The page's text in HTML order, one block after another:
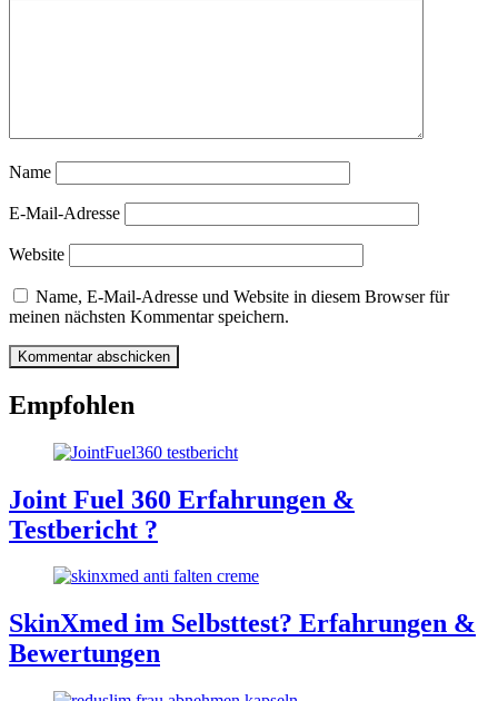
Name
E-Mail-Adresse
Website
Name, E-Mail-Adresse und Website in diesem Browser für
meinen nächsten Kommentar speichern.
Empfohlen
Joint Fuel 360 Erfahrungen &
Testbericht ?
SkinXmed im Selbsttest? Erfahrungen &
Bewertungen